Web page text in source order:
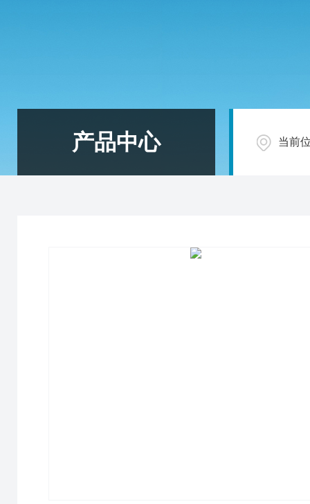
产品中心 当前